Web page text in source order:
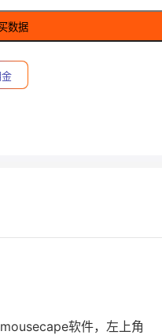
数据
软件，左上角